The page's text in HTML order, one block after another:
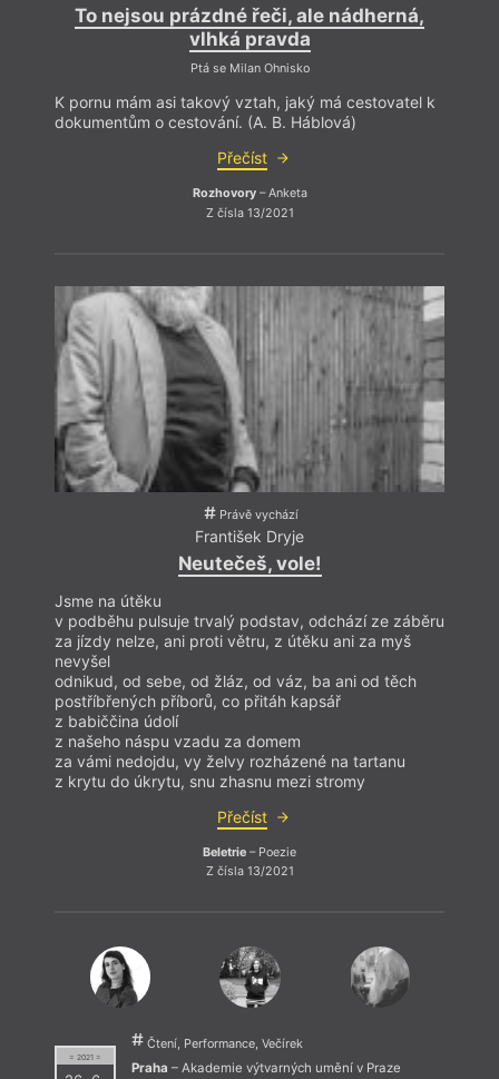
To nejsou prázdné řeči, ale nádherná,
vlhká pravda
Ptá se Milan Ohnisko
K pornu mám asi takový vztah, jaký má cestovatel k
dokumentům o cestování. (A. B. Háblová)
Přečíst
Rozhovory– Anketa
Z čísla 13/2021
Právě vychází
František Dryje
Neutečeš, vole!
Jsme na útěku
v podběhu pulsuje trvalý podstav, odchází ze záběru
za jízdy nelze, ani proti větru, z útěku ani za myš
nevyšel
odnikud, od sebe, od žláz, od váz, ba ani od těch
postříbřených příborů, co přitáh kapsář
z babiččina údolí
z našeho náspu vzadu za domem
za vámi nedojdu, vy želvy rozházené na tartanu
z krytu do úkrytu, snu zhasnu mezi stromy
Přečíst
Beletrie – Poezie
Z čísla 13/2021
= 2021 =
Čtení, Performance, Večírek
Praha – Akademie výtvarných umění v Praze